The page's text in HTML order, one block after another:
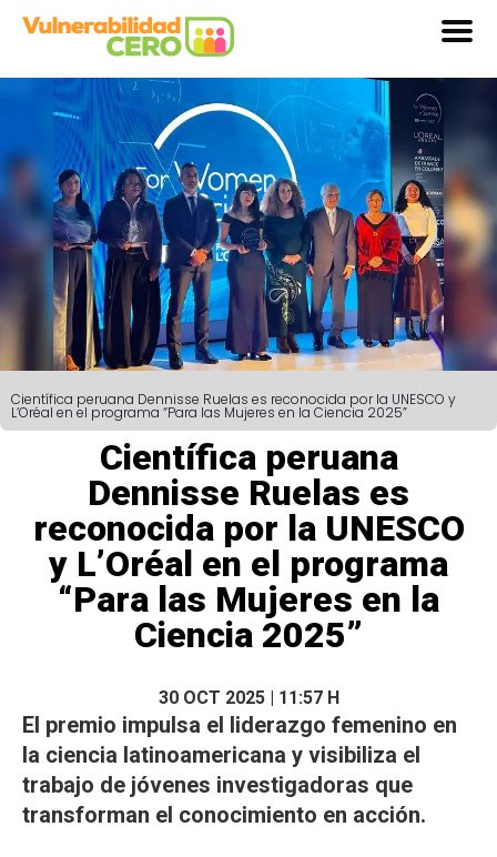
Científica peruana Dennisse Ruelas es reconocida por la UNESCO y
L’Oréal en el programa “Para las Mujeres en la Ciencia 2025”
Científica peruana
Dennisse Ruelas es
reconocida por la UNESCO
y L’Oréal en el programa
“Para las Mujeres en la
Ciencia 2025”
30 OCT 2025 | 11:57 H
El premio impulsa el liderazgo femenino en
la ciencia latinoamericana y visibiliza el
trabajo de jóvenes investigadoras que
transforman el conocimiento en acción.